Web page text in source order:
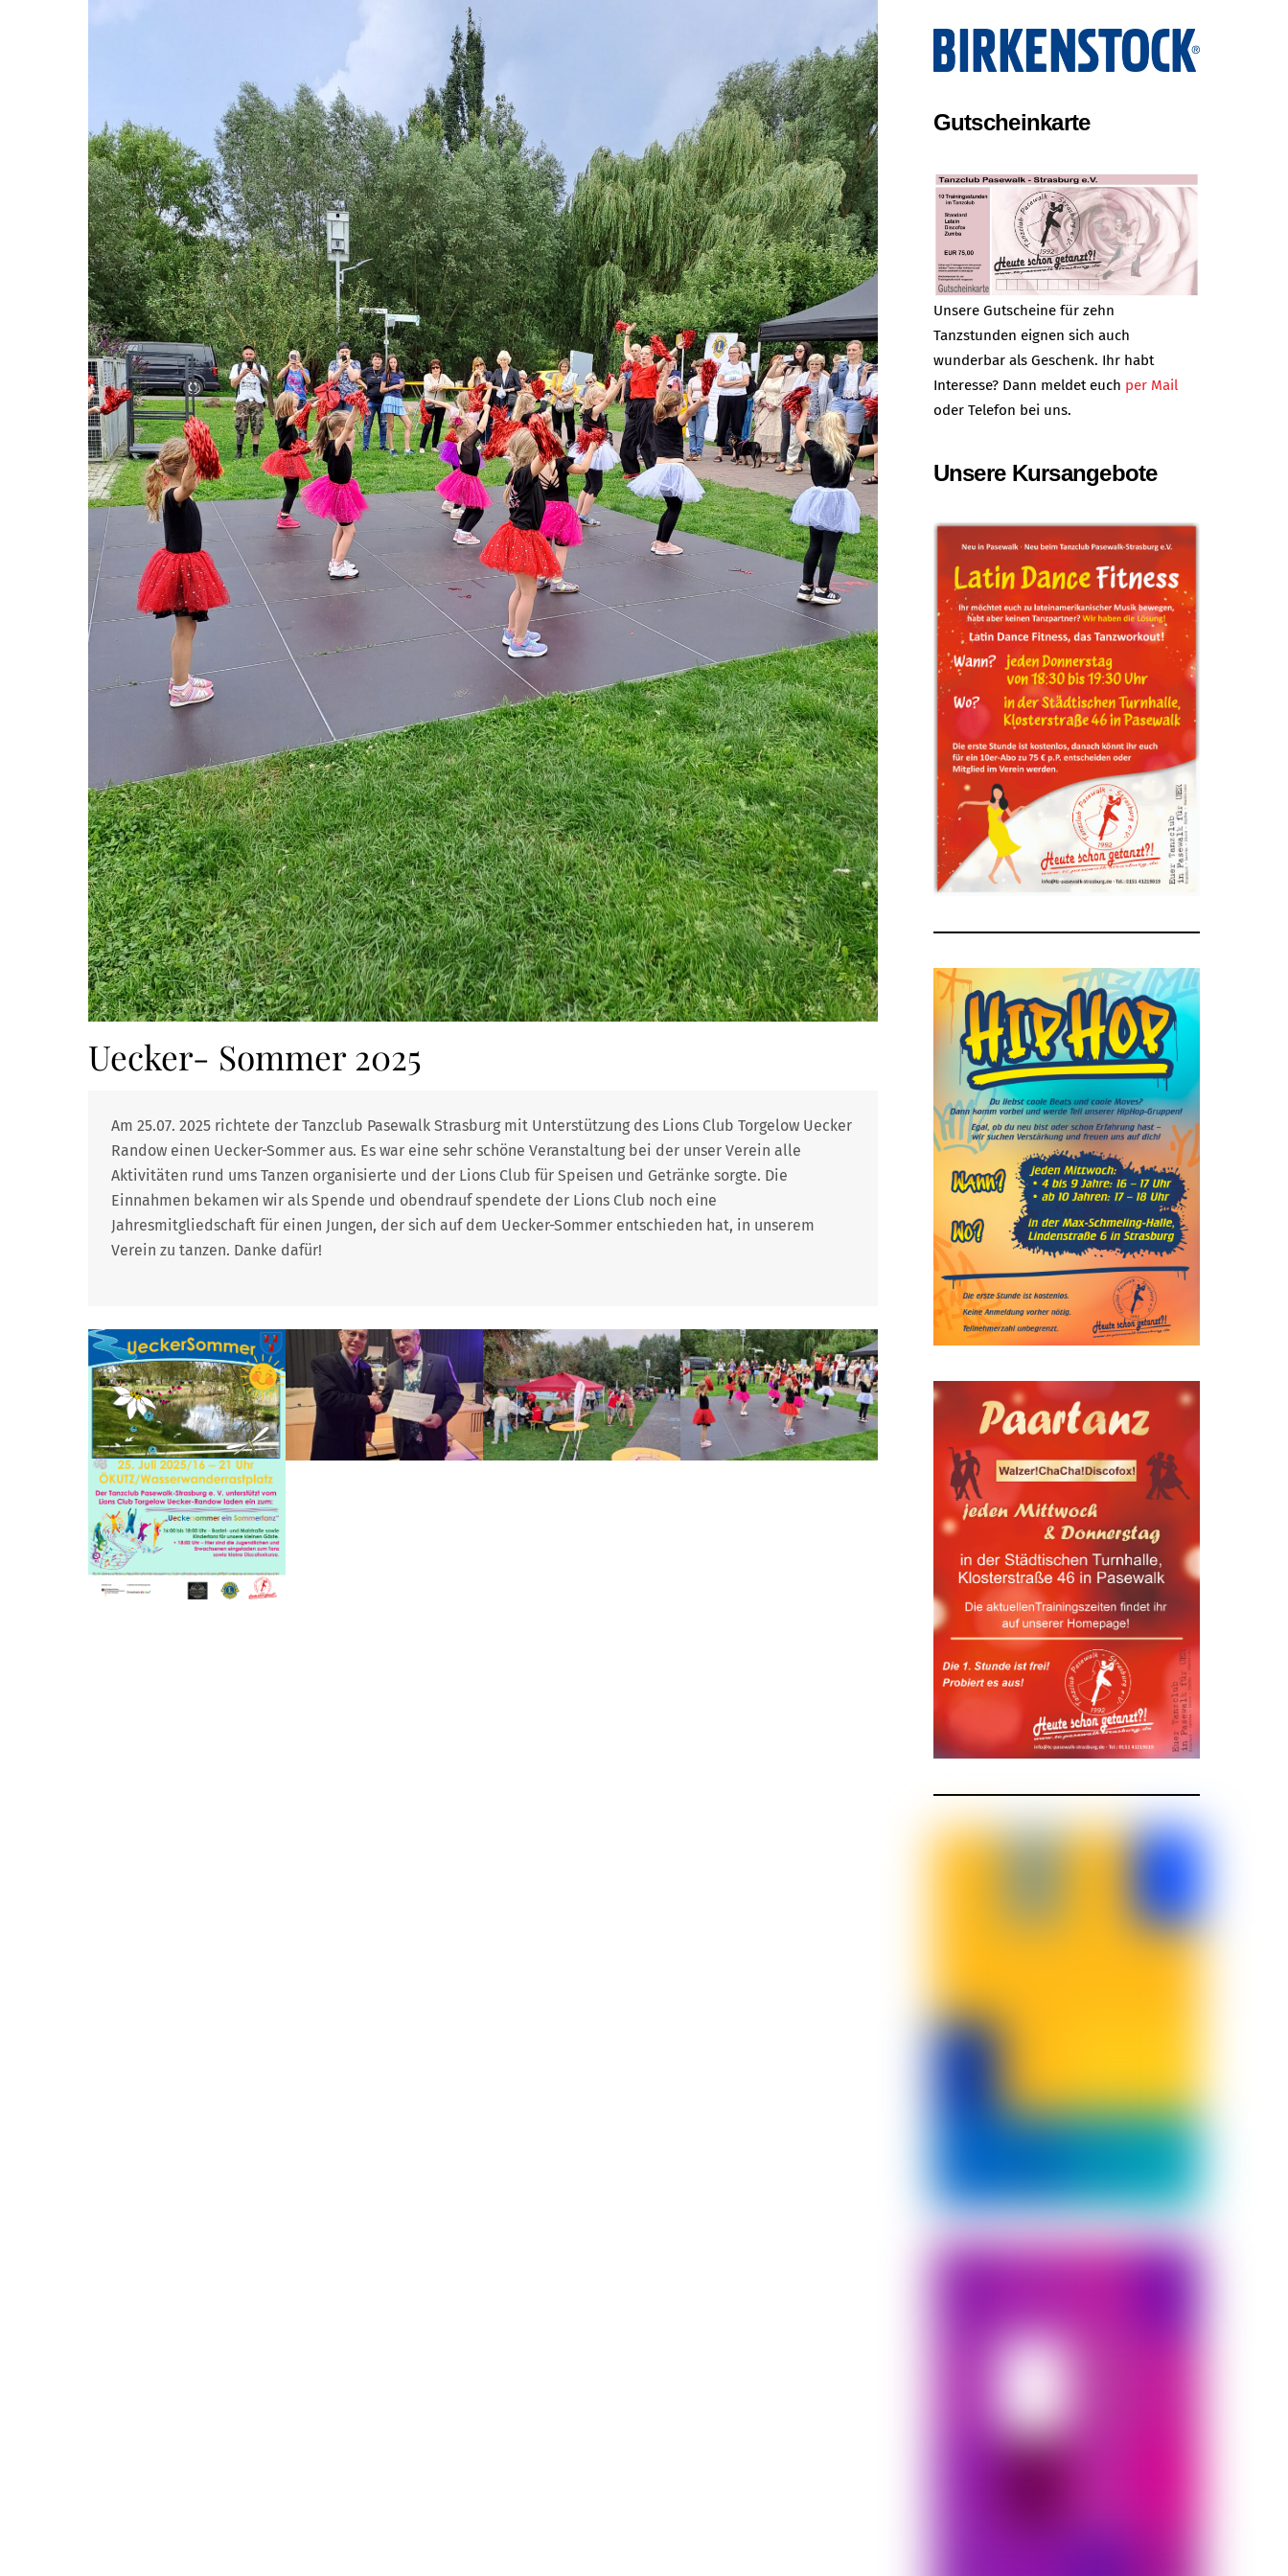
Uecker- Sommer 2025
Am 25.07. 2025 richtete der Tanzclub Pasewalk Strasburg mit Unterstützung des Lions Club Torgelow Uecker
Randow einen Uecker-Sommer aus. Es war eine sehr schöne Veranstaltung bei der unser Verein alle
Aktivitäten rund ums Tanzen organisierte und der Lions Club für Speisen und Getränke sorgte. Die
Einnahmen bekamen wir als Spende und obendrauf spendete der Lions Club noch eine
Jahresmitgliedschaft für einen Jungen, der sich auf dem Uecker-Sommer entschieden hat, in unserem
Verein zu tanzen. Danke dafür!
Gutscheinkarte
Unsere Gutscheine für zehn
Tanzstunden eignen sich auch
wunderbar als Geschenk. Ihr habt
Interesse? Dann meldet euch per Mail
oder Telefon bei uns.
Unsere Kursangebote